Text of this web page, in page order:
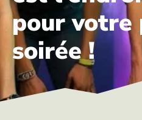
pour votre
soirée !